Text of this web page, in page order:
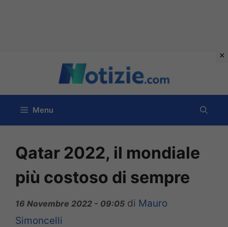
contenuto
Menu
Qatar 2022, il mondiale
più costoso di sempre
16 Novembre 2022 - 09:05 di Mauro
Simoncelli